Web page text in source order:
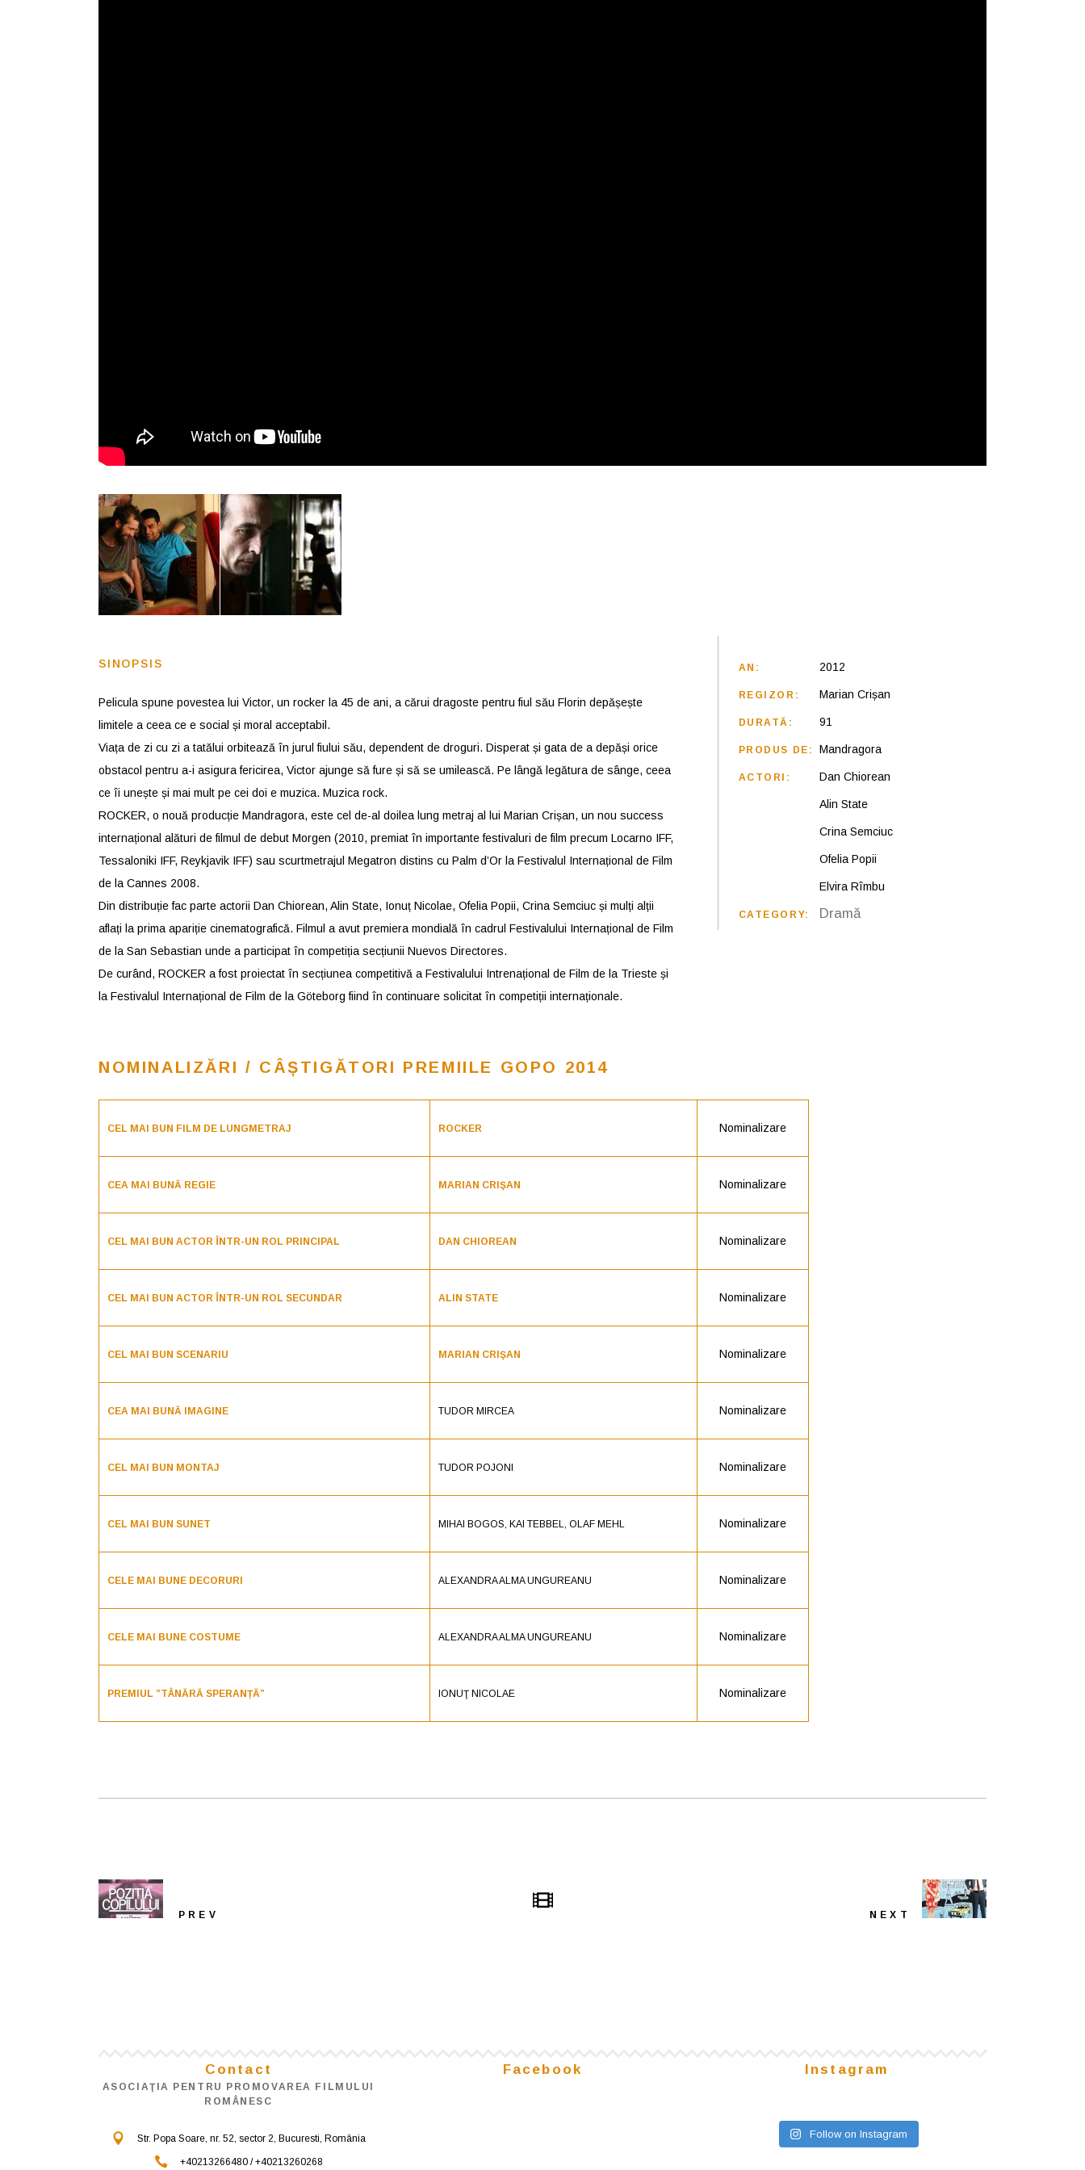
SINOPSIS
Pelicula spune povestea lui Victor, un rocker la 45 de ani, a cărui dragoste pentru fiul său Florin depășește
limitele a ceea ce e social și moral acceptabil.
Viața de zi cu zi a tatălui orbitează în jurul fiului său, dependent de droguri. Disperat și gata de a depăși orice
obstacol pentru a-i asigura fericirea, Victor ajunge să fure și să se umilească. Pe lângă legătura de sânge, ceea
ce îi unește și mai mult pe cei doi e muzica. Muzica rock.
ROCKER, o nouă producție Mandragora, este cel de-al doilea lung metraj al lui Marian Crișan, un nou success
internațional alături de filmul de debut Morgen (2010, premiat în importante festivaluri de film precum Locarno IFF,
Tessaloniki IFF, Reykjavik IFF) sau scurtmetrajul Megatron distins cu Palm d’Or la Festivalul Internațional de Film
de la Cannes 2008.
Din distribuție fac parte actorii Dan Chiorean, Alin State, Ionuț Nicolae, Ofelia Popii, Crina Semciuc și mulți alții
aflați la prima apariție cinematografică. Filmul a avut premiera mondială în cadrul Festivalului Internațional de Film
de la San Sebastian unde a participat în competiția secțiunii Nuevos Directores.
De curând, ROCKER a fost proiectat în secțiunea competitivă a Festivalului Intrenațional de Film de la Trieste și
la Festivalul Internațional de Film de la Göteborg fiind în continuare solicitat în competiții internaționale.
AN: 2012
REGIZOR: Marian Crișan
DURATĂ: 91
PRODUS DE: Mandragora
ACTORI: Dan Chiorean
Alin State
Crina Semciuc
Ofelia Popii
Elvira Rîmbu
CATEGORY: Dramă
NOMINALIZĂRI / CÂȘTIGĂTORI PREMIILE GOPO 2014
CEL MAI BUN FILM DE LUNGMETRAJ ROCKER Nominalizare
CEA MAI BUNĂ REGIE MARIAN CRIŞAN Nominalizare
CEL MAI BUN ACTOR ÎNTR-UN ROL PRINCIPAL DAN CHIOREAN Nominalizare
CEL MAI BUN ACTOR ÎNTR-UN ROL SECUNDAR ALIN STATE Nominalizare
CEL MAI BUN SCENARIU MARIAN CRIŞAN Nominalizare
CEA MAI BUNĂ IMAGINE TUDOR MIRCEA Nominalizare
CEL MAI BUN MONTAJ TUDOR POJONI Nominalizare
CEL MAI BUN SUNET MIHAI BOGOS, KAI TEBBEL, OLAF MEHL Nominalizare
CELE MAI BUNE DECORURI ALEXANDRA ALMA UNGUREANU Nominalizare
CELE MAI BUNE COSTUME ALEXANDRA ALMA UNGUREANU Nominalizare
PREMIUL ”TÂNĂRĂ SPERANȚĂ” IONUŢ NICOLAE Nominalizare
PREV NEXT
Contact
ASOCIAŢIA PENTRU PROMOVAREA FILMULUI
ROMÂNESC
Str. Popa Soare, nr. 52, sector 2, Bucuresti, România
+40213266480 / +40213260268
Facebook Instagram
Follow on Instagram